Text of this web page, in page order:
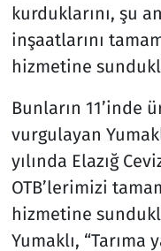
kurduklarını, şu
inşaatlarını
hizmetine
Bunların 11’inde
vurgulayan
yılında Elazığ
OTB’lerimizi
hizmetine
Yumaklı, “Tarıma